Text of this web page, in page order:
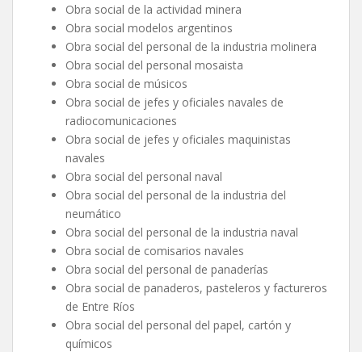
Obra social de la actividad minera
Obra social modelos argentinos
Obra social del personal de la industria molinera
Obra social del personal mosaista
Obra social de músicos
Obra social de jefes y oficiales navales de
radiocomunicaciones
Obra social de jefes y oficiales maquinistas
navales
Obra social del personal naval
Obra social del personal de la industria del
neumático
Obra social del personal de la industria naval
Obra social de comisarios navales
Obra social del personal de panaderías
Obra social de panaderos, pasteleros y factureros
de Entre Ríos
Obra social del personal del papel, cartón y
químicos